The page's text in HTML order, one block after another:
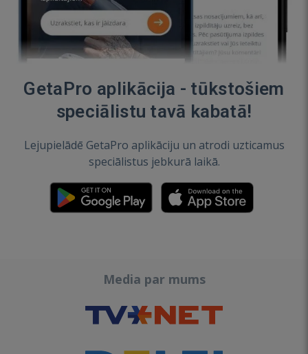
GetaPro aplikācija - tūkstošiem
speciālistu tavā kabatā!
Lejupielādē GetaPro aplikāciju un atrodi uzticamus
speciālistus jebkurā laikā.
Media par mums